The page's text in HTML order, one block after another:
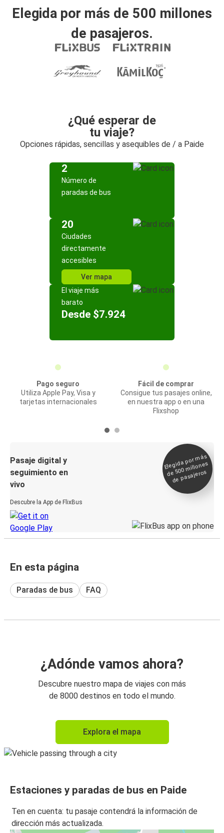
Elegida por más de 500 millones
de pasajeros.
¿Qué esperar de
tu viaje?
Opciones rápidas, sencillas y asequibles de / a Paide
2
Número de
paradas de bus
20
Ciudades
directamente
accesibles
Ver mapa
El viaje más
barato
Desde $7.924
Pago seguro
Utiliza Apple Pay, Visa y
tarjetas internacionales
Fácil de comprar
Consigue tus pasajes online,
en nuestra app o en una
Flixshop
Pasaje digital y
seguimiento en
vivo
Descubre la App de FlixBus
Elegida por
más
de 500
millones
de pasajeros
En esta página
Paradas de bus FAQ
¿Adónde vamos ahora?
Descubre nuestro mapa de viajes con más
de 8000 destinos en todo el mundo.
Explora el mapa
Estaciones y paradas de bus en Paide
Ten en cuenta: tu pasaje contendrá la información de
dirección más actualizada.